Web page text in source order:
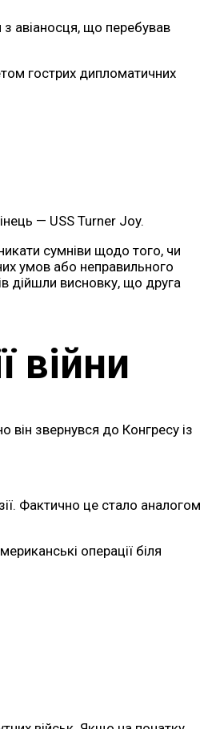
з авіаносця, що перебував
гострих дипломатичних
— USS Turner Joy.
сумніви щодо того, чи
умов або неправильного
дійшли висновку, що друга
війни
він звернувся до Конгресу із
Фактично це стало аналогом
операції біля